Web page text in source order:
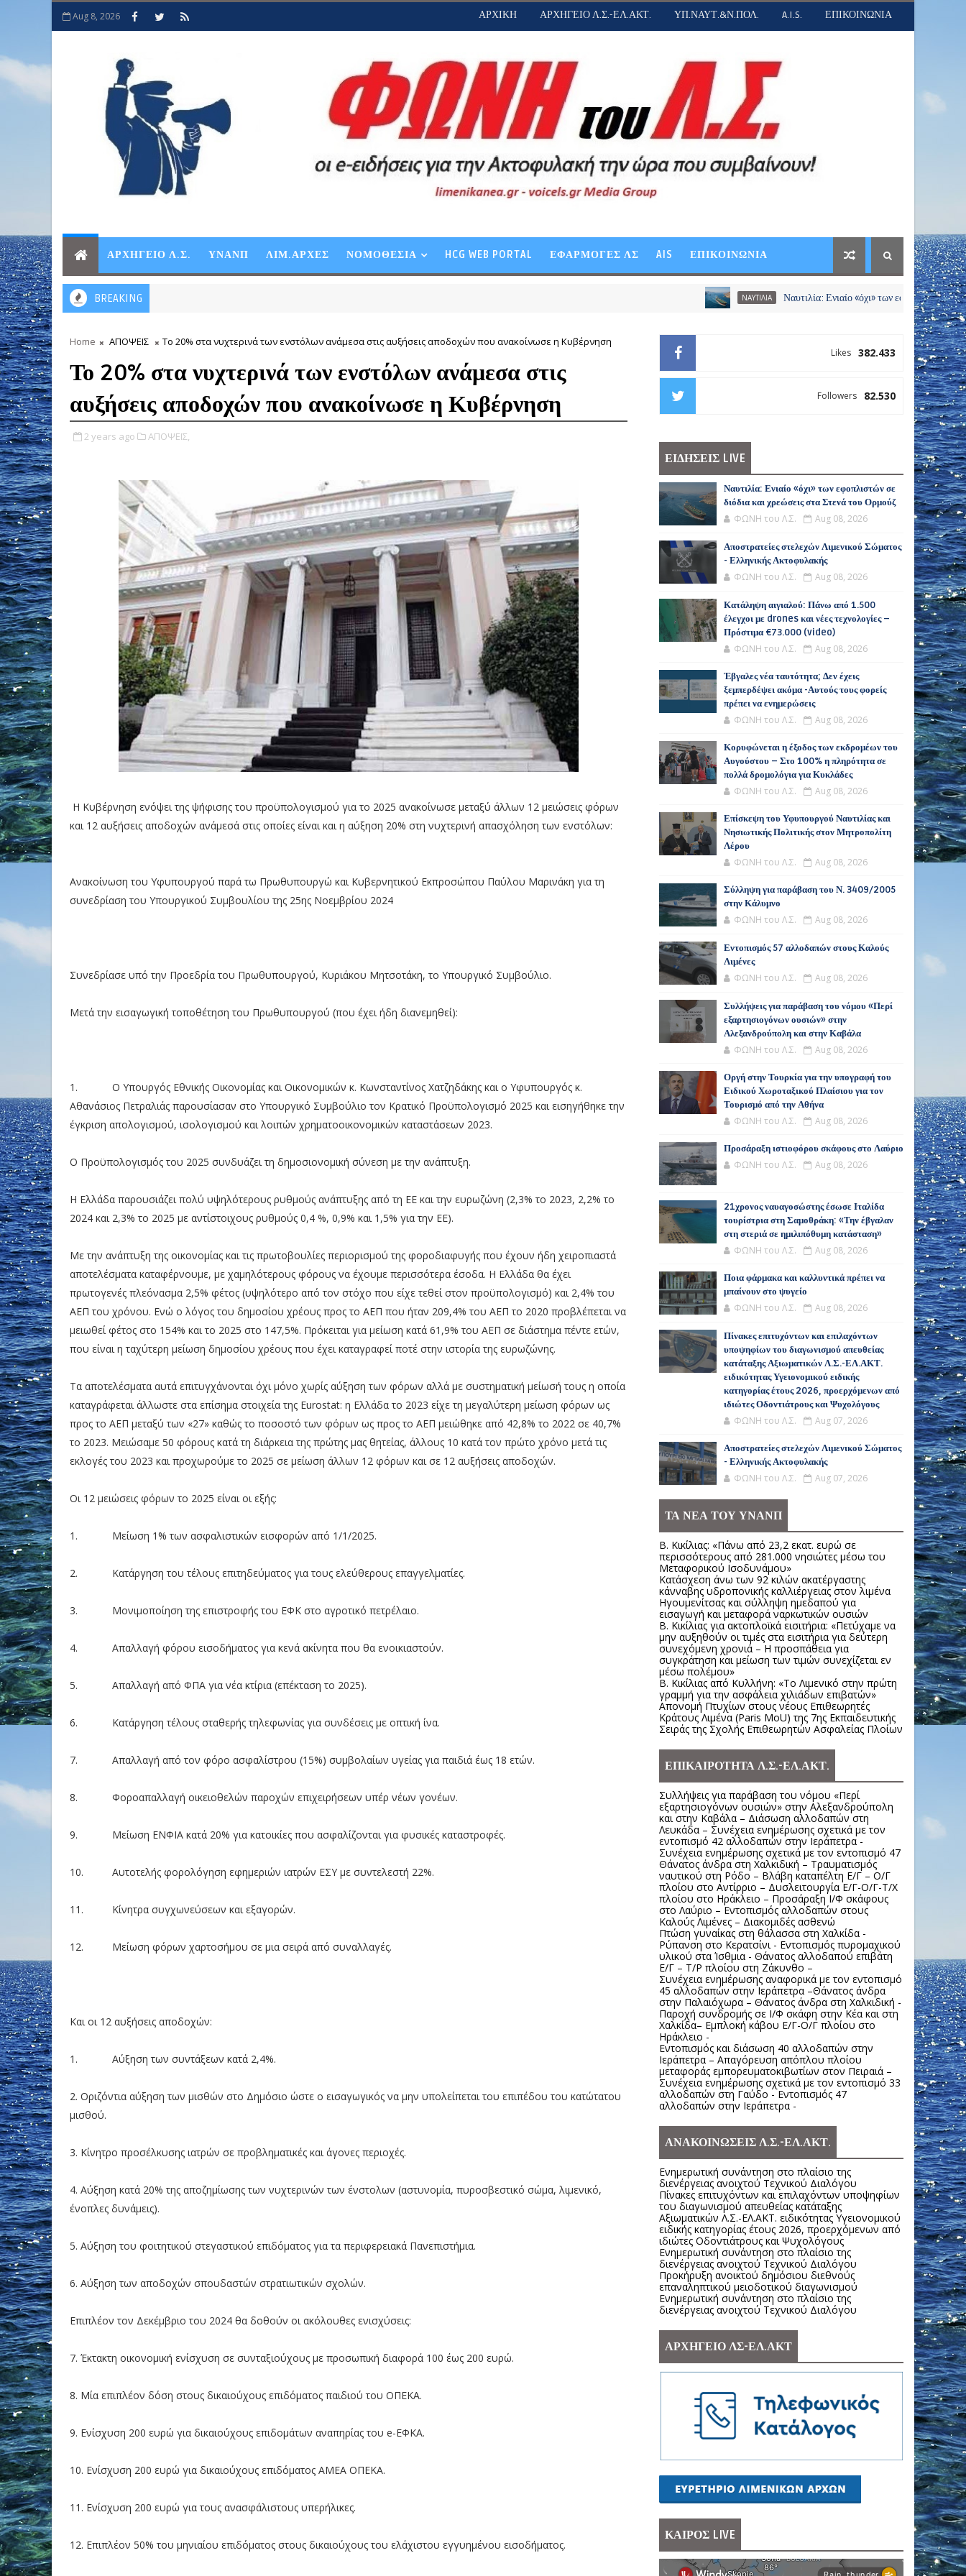
Aug 8, 2026 ΑΡΧΙΚΗ ΑΡΧΗΓΕΙΟ Λ.Σ.-ΕΛ.ΑΚΤ. ΥΠ.ΝΑΥΤ.&Ν.ΠΟΛ. A.I.S. ΕΠΙΚΟΙΝΩΝΙΑ
ΑΡΧΗΓΕΙΟ Λ.Σ. ΥΝΑΝΠ ΛΙΜ.ΑΡΧΕΣ ΝΟΜΟΘΕΣΙΑ HCG WEB PORTAL ΕΦΑΡΜΟΓΕΣ ΛΣ AIS ΕΠΙΚΟΙΝΩΝΙΑ
BREAKING ΝΑΥΤΙΛΙΑ Ναυτιλία: Ενιαίο «όχι» των εφοπλιστών σε διόδια και
Home ΑΠΟΨΕΙΣ Το 20% στα νυχτερινά των ενστόλων ανάμεσα στις αυξήσεις αποδοχών που ανακοίνωσε η Κυβέρνηση
Το 20% στα νυχτερινά των ενστόλων ανάμεσα στις
αυξήσεις αποδοχών που ανακοίνωσε η Κυβέρνηση
2 years ago ΑΠΟΨΕΙΣ,
Η Κυβέρνηση ενόψει της ψήφισης του προϋπολογισμού για το 2025 ανακοίνωσε μεταξύ άλλων 12 μειώσεις φόρων
και 12 αυξήσεις αποδοχών ανάμεσά στις οποίες είναι και η αύξηση 20% στη νυχτερινή απασχόληση των ενστόλων:
Ανακοίνωση του Υφυπουργού παρά τω Πρωθυπουργώ και Κυβερνητικού Εκπροσώπου Παύλου Μαρινάκη για τη
συνεδρίαση του Υπουργικού Συμβουλίου της 25ης Νοεμβρίου 2024
Συνεδρίασε υπό την Προεδρία του Πρωθυπουργού, Κυριάκου Μητσοτάκη, το Υπουργικό Συμβούλιο.
Μετά την εισαγωγική τοποθέτηση του Πρωθυπουργού (που έχει ήδη διανεμηθεί):
1. Ο Υπουργός Εθνικής Οικονομίας και Οικονομικών κ. Κωνσταντίνος Χατζηδάκης και ο Υφυπουργός κ.
Αθανάσιος Πετραλιάς παρουσίασαν στο Υπουργικό Συμβούλιο τον Κρατικό Προϋπολογισμό 2025 και εισηγήθηκε την
έγκριση απολογισμού, ισολογισμού και λοιπών χρηματοοικονομικών καταστάσεων 2023.
Ο Προϋπολογισμός του 2025 συνδυάζει τη δημοσιονομική σύνεση με την ανάπτυξη.
Η Ελλάδα παρουσιάζει πολύ υψηλότερους ρυθμούς ανάπτυξης από τη ΕΕ και την ευρωζώνη (2,3% το 2023, 2,2% το
2024 και 2,3% το 2025 με αντίστοιχους ρυθμούς 0,4 %, 0,9% και 1,5% για την ΕΕ).
Με την ανάπτυξη της οικονομίας και τις πρωτοβουλίες περιορισμού της φοροδιαφυγής που έχουν ήδη χειροπιαστά
αποτελέσματα καταφέρνουμε, με χαμηλότερους φόρους να έχουμε περισσότερα έσοδα. Η Ελλάδα θα έχει
πρωτογενές πλεόνασμα 2,5% φέτος (υψηλότερο από τον στόχο που είχε τεθεί στον προϋπολογισμό) και 2,4% του
ΑΕΠ του χρόνου. Ενώ ο λόγος του δημοσίου χρέους προς το ΑΕΠ που ήταν 209,4% του ΑΕΠ το 2020 προβλέπεται να
μειωθεί φέτος στο 154% και το 2025 στο 147,5%. Πρόκειται για μείωση κατά 61,9% του ΑΕΠ σε διάστημα πέντε ετών,
που είναι η ταχύτερη μείωση δημοσίου χρέους που έχει καταγραφεί ποτέ στην ιστορία της ευρωζώνης.
Τα αποτελέσματα αυτά επιτυγχάνονται όχι μόνο χωρίς αύξηση των φόρων αλλά με συστηματική μείωσή τους η οποία
καταγράφεται άλλωστε στα επίσημα στοιχεία της Eurostat: η Ελλάδα το 2023 είχε τη μεγαλύτερη μείωση φόρων ως
προς το ΑΕΠ μεταξύ των «27» καθώς το ποσοστό των φόρων ως προς το ΑΕΠ μειώθηκε από 42,8% το 2022 σε 40,7%
το 2023. Μειώσαμε 50 φόρους κατά τη διάρκεια της πρώτης μας θητείας, άλλους 10 κατά τον πρώτο χρόνο μετά τις
εκλογές του 2023 και προχωρούμε το 2025 σε μείωση άλλων 12 φόρων και σε 12 αυξήσεις αποδοχών.
Οι 12 μειώσεις φόρων το 2025 είναι οι εξής:
1. Μείωση 1% των ασφαλιστικών εισφορών από 1/1/2025.
2. Κατάργηση του τέλους επιτηδεύματος για τους ελεύθερους επαγγελματίες.
3. Μονιμοποίηση της επιστροφής του ΕΦΚ στο αγροτικό πετρέλαιο.
4. Απαλλαγή φόρου εισοδήματος για κενά ακίνητα που θα ενοικιαστούν.
5. Απαλλαγή από ΦΠΑ για νέα κτίρια (επέκταση το 2025).
6. Κατάργηση τέλους σταθερής τηλεφωνίας για συνδέσεις με οπτική ίνα.
7. Απαλλαγή από τον φόρο ασφαλίστρου (15%) συμβολαίων υγείας για παιδιά έως 18 ετών.
8. Φοροαπαλλαγή οικειοθελών παροχών επιχειρήσεων υπέρ νέων γονέων.
9. Μείωση ΕΝΦΙΑ κατά 20% για κατοικίες που ασφαλίζονται για φυσικές καταστροφές.
10. Αυτοτελής φορολόγηση εφημεριών ιατρών ΕΣΥ με συντελεστή 22%.
11. Κίνητρα συγχωνεύσεων και εξαγορών.
12. Μείωση φόρων χαρτοσήμου σε μια σειρά από συναλλαγές.
Και οι 12 αυξήσεις αποδοχών:
1. Αύξηση των συντάξεων κατά 2,4%.
2. Οριζόντια αύξηση των μισθών στο Δημόσιο ώστε ο εισαγωγικός να μην υπολείπεται του επιπέδου του κατώτατου
μισθού.
3. Κίνητρο προσέλκυσης ιατρών σε προβληματικές και άγονες περιοχές.
4. Αύξηση κατά 20% της αποζημίωσης των νυχτερινών των ένστολων (αστυνομία, πυροσβεστικό σώμα, λιμενικό,
ένοπλες δυνάμεις).
5. Αύξηση του φοιτητικού στεγαστικού επιδόματος για τα περιφερειακά Πανεπιστήμια.
6. Αύξηση των αποδοχών σπουδαστών στρατιωτικών σχολών.
Επιπλέον τον Δεκέμβριο του 2024 θα δοθούν οι ακόλουθες ενισχύσεις:
7. Έκτακτη οικονομική ενίσχυση σε συνταξιούχους με προσωπική διαφορά 100 έως 200 ευρώ.
8. Μία επιπλέον δόση στους δικαιούχους επιδόματος παιδιού του ΟΠΕΚΑ.
9. Ενίσχυση 200 ευρώ για δικαιούχους επιδομάτων αναπηρίας του e-ΕΦΚΑ.
10. Ενίσχυση 200 ευρώ για δικαιούχους επιδόματος ΑΜΕΑ ΟΠΕΚΑ.
11. Ενίσχυση 200 ευρώ για τους ανασφάλιστους υπερήλικες.
12. Επιπλέον 50% του μηνιαίου επιδόματος στους δικαιούχους του ελάχιστου εγγυημένου εισοδήματος.
382.433
Likes
82.530
Followers
ΕΙΔΗΣΕΙΣ LIVE
Ναυτιλία: Ενιαίο «όχι» των εφοπλιστών σε
διόδια και χρεώσεις στα Στενά του Ορμούζ
ΦΩΝΗ του Λ.Σ. Aug 08, 2026
Αποστρατείες στελεχών Λιμενικού Σώματος
- Ελληνικής Ακτοφυλακής
ΦΩΝΗ του Λ.Σ. Aug 08, 2026
Κατάληψη αιγιαλού: Πάνω από 1.500
έλεγχοι με drones και νέες τεχνολογίες –
Πρόστιμα €73.000 (video)
ΦΩΝΗ του Λ.Σ. Aug 08, 2026
Έβγαλες νέα ταυτότητα; Δεν έχεις
ξεμπερδέψει ακόμα -Αυτούς τους φορείς
πρέπει να ενημερώσεις
ΦΩΝΗ του Λ.Σ. Aug 08, 2026
Κορυφώνεται η έξοδος των εκδρομέων του
Αυγούστου – Στο 100% η πληρότητα σε
πολλά δρομολόγια για Κυκλάδες
ΦΩΝΗ του Λ.Σ. Aug 08, 2026
Επίσκεψη του Υφυπουργού Ναυτιλίας και
Νησιωτικής Πολιτικής στον Μητροπολίτη
Λέρου
ΦΩΝΗ του Λ.Σ. Aug 08, 2026
Σύλληψη για παράβαση του Ν. 3409/2005
στην Κάλυμνο
ΦΩΝΗ του Λ.Σ. Aug 08, 2026
Εντοπισμός 57 αλλοδαπών στους Καλούς
Λιμένες
ΦΩΝΗ του Λ.Σ. Aug 08, 2026
Συλλήψεις για παράβαση του νόμου «Περί
εξαρτησιογόνων ουσιών» στην
Αλεξανδρούπολη και στην Καβάλα
ΦΩΝΗ του Λ.Σ. Aug 08, 2026
Οργή στην Τουρκία για την υπογραφή του
Ειδικού Χωροταξικού Πλαίσιου για τον
Τουρισμό από την Αθήνα
ΦΩΝΗ του Λ.Σ. Aug 08, 2026
Προσάραξη ιστιοφόρου σκάφους στο Λαύριο
ΦΩΝΗ του Λ.Σ. Aug 08, 2026
21χρονος ναυαγοσώστης έσωσε Ιταλίδα
τουρίστρια στη Σαμοθράκη: «Την έβγαλαν
στη στεριά σε ημιλιπόθυμη κατάσταση»
ΦΩΝΗ του Λ.Σ. Aug 08, 2026
Ποια φάρμακα και καλλυντικά πρέπει να
μπαίνουν στο ψυγείο
ΦΩΝΗ του Λ.Σ. Aug 08, 2026
Πίνακες επιτυχόντων και επιλαχόντων
υποψηφίων του διαγωνισμού απευθείας
κατάταξης Αξιωματικών Λ.Σ.-ΕΛ.ΑΚΤ.
ειδικότητας Υγειονομικού ειδικής
κατηγορίας έτους 2026, προερχόμενων από
ιδιώτες Οδοντιάτρους και Ψυχολόγους
ΦΩΝΗ του Λ.Σ. Aug 07, 2026
Αποστρατείες στελεχών Λιμενικού Σώματος
- Ελληνικής Ακτοφυλακής
ΦΩΝΗ του Λ.Σ. Aug 07, 2026
ΤΑ ΝΕΑ ΤΟΥ ΥΝΑΝΠ
Β. Κικίλιας: «Πάνω από 23,2 εκατ. ευρώ σε
περισσότερους από 281.000 νησιώτες μέσω του
Μεταφορικού Ισοδυνάμου»
Κατάσχεση άνω των 92 κιλών ακατέργαστης
κάνναβης υδροπονικής καλλιέργειας στον λιμένα
Ηγουμενίτσας και σύλληψη ημεδαπού για
εισαγωγή και μεταφορά ναρκωτικών ουσιών
Β. Κικίλιας για ακτοπλοϊκά εισιτήρια: «Πετύχαμε να
μην αυξηθούν οι τιμές στα εισιτήρια για δεύτερη
συνεχόμενη χρονιά – Η προσπάθεια για
συγκράτηση και μείωση των τιμών συνεχίζεται εν
μέσω πολέμου»
Β. Κικίλιας από Κυλλήνη: «Το Λιμενικό στην πρώτη
γραμμή για την ασφάλεια χιλιάδων επιβατών»
Απονομή Πτυχίων στους νέους Επιθεωρητές
Κράτους Λιμένα (Paris MoU) της 7ης Εκπαιδευτικής
Σειράς της Σχολής Επιθεωρητών Ασφαλείας Πλοίων
ΕΠΙΚΑΙΡΟΤΗΤΑ Λ.Σ.-ΕΛ.ΑΚΤ.
Συλλήψεις για παράβαση του νόμου «Περί
εξαρτησιογόνων ουσιών» στην Αλεξανδρούπολη
και στην Καβάλα – Διάσωση αλλοδαπών στη
Λευκάδα – Συνέχεια ενημέρωσης σχετικά με τον
εντοπισμό 42 αλλοδαπών στην Ιεράπετρα -
Συνέχεια ενημέρωσης σχετικά με τον εντοπισμό 47
Θάνατος άνδρα στη Χαλκιδική – Τραυματισμός
ναυτικού στη Ρόδο – Βλάβη καταπέλτη Ε/Γ – Ο/Γ
πλοίου στο Αντίρριο – Δυσλειτουργία Ε/Γ-Ο/Γ-Τ/Χ
πλοίου στο Ηράκλειο – Προσάραξη Ι/Φ σκάφους
στο Λαύριο – Εντοπισμός αλλοδαπών στους
Καλούς Λιμένες – Διακομιδές ασθενώ
Πτώση γυναίκας στη θάλασσα στη Χαλκίδα -
Ρύπανση στο Κερατσίνι - Εντοπισμός πυρομαχικού
υλικού στα Ίσθμια - Θάνατος αλλοδαπού επιβάτη
Ε/Γ – Τ/Ρ πλοίου στη Ζάκυνθο –
Συνέχεια ενημέρωσης αναφορικά με τον εντοπισμό
45 αλλοδαπών στην Ιεράπετρα –Θάνατος άνδρα
στην Παλαιόχωρα – Θάνατος άνδρα στη Χαλκιδική -
Παροχή συνδρομής σε Ι/Φ σκάφη στην Κέα και στη
Χαλκίδα– Εμπλοκή κάβου Ε/Γ-Ο/Γ πλοίου στο
Ηράκλειο -
Εντοπισμός και διάσωση 40 αλλοδαπών στην
Ιεράπετρα – Απαγόρευση απόπλου πλοίου
μεταφοράς εμπορευματοκιβωτίων στον Πειραιά –
Συνέχεια ενημέρωσης σχετικά με τον εντοπισμό 33
αλλοδαπών στη Γαύδο - Εντοπισμός 47
αλλοδαπών στην Ιεράπετρα -
ΑΝΑΚΟΙΝΩΣΕΙΣ Λ.Σ.-ΕΛ.ΑΚΤ.
Ενημερωτική συνάντηση στο πλαίσιο της
διενέργειας ανοιχτού Τεχνικού Διαλόγου
Πίνακες επιτυχόντων και επιλαχόντων υποψηφίων
του διαγωνισμού απευθείας κατάταξης
Αξιωματικών Λ.Σ.-ΕΛ.ΑΚΤ. ειδικότητας Υγειονομικού
ειδικής κατηγορίας έτους 2026, προερχόμενων από
ιδιώτες Οδοντιάτρους και Ψυχολόγους
Ενημερωτική συνάντηση στο πλαίσιο της
διενέργειας ανοιχτού Τεχνικού Διαλόγου
Προκήρυξη ανοικτού δημόσιου διεθνούς
επαναληπτικού μειοδοτικού διαγωνισμού
Ενημερωτική συνάντηση στο πλαίσιο της
διενέργειας ανοιχτού Τεχνικού Διαλόγου
ΑΡΧΗΓΕΙΟ ΛΣ-ΕΛ.ΑΚΤ
ΚΑΙΡΟΣ LIVE